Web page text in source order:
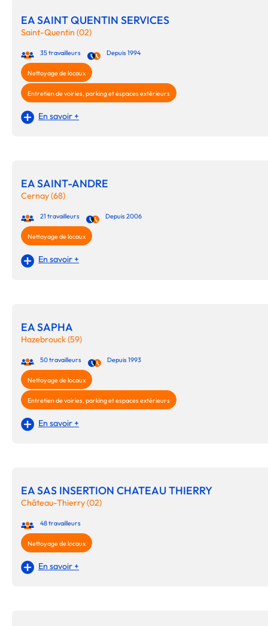
EA SAINT QUENTIN SERVICES
Saint-Quentin (02)
35 travailleurs Depuis 1994
Nettoyage de locaux
Entretien de voiries, parking et espaces extérieurs
En savoir +
EA SAINT-ANDRE
Cernay (68)
21 travailleurs Depuis 2006
Nettoyage de locaux
En savoir +
EA SAPHA
Hazebrouck (59)
50 travailleurs Depuis 1993
Nettoyage de locaux
Entretien de voiries, parking et espaces extérieurs
En savoir +
EA SAS INSERTION CHATEAU THIERRY
Château-Thierry (02)
48 travailleurs
Nettoyage de locaux
En savoir +